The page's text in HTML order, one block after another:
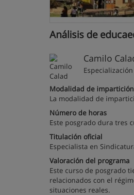
Análisis de
Camilo
Modalidad de impartición
La modalidad de
Número de horas
Este posgrado dura tres
Titulación oficial
Especialista en
Valoración del programa
Este curso de posgrado
relacionados con el
situaciones reales.